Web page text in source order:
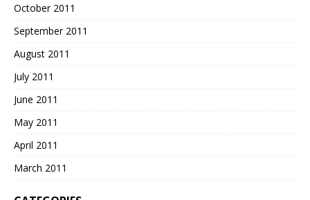
October 2011
September 2011
August 2011
July 2011
June 2011
May 2011
April 2011
March 2011